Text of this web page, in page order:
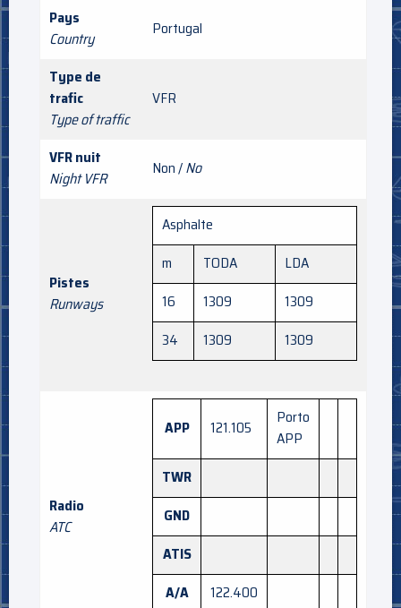
Pays
Country
Portugal
Type de
trafic
Type of traffic
VFR
VFR nuit
Night VFR
Non /No
Pistes
Runways
Asphalte
m
TODA
LDA
16
1309
1309
34
1309 1309
Radio
ATC
APP 121.105
Porto
APP
TWR
GND
ATIS
A/A
122.400